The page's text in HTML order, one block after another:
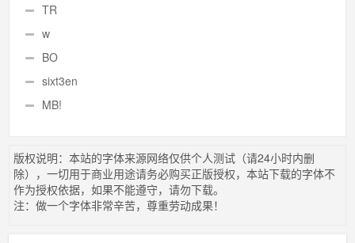
TR
w
BO
sixt3en
MB!
版权说明：本站的字体来源网络仅供个人测试（请24小时内删
除），一切用于商业用途请务必购买正版授权，本站下载的字体不
作为授权依据，如果不能遵守，请勿下载。
注：做一个字体非常辛苦，尊重劳动成果！